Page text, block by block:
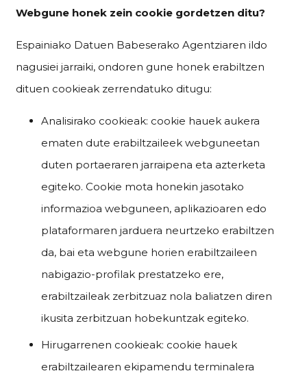
Webgune honek zein cookie gordetzen ditu?
Espainiako Datuen Babeserako Agentziaren ildo
nagusiei jarraiki, ondoren gune honek erabiltzen
dituen cookieak zerrendatuko ditugu:
Analisirako cookieak: cookie hauek aukera
ematen dute erabiltzaileek webguneetan
duten portaeraren jarraipena eta azterketa
egiteko. Cookie mota honekin jasotako
informazioa webguneen, aplikazioaren edo
plataformaren jarduera neurtzeko erabiltzen
da, bai eta webgune horien erabiltzaileen
nabigazio-profilak prestatzeko ere,
erabiltzaileak zerbitzuaz nola baliatzen diren
ikusita zerbitzuan hobekuntzak egiteko.
Hirugarrenen cookieak: cookie hauek
erabiltzailearen ekipamendu terminalera